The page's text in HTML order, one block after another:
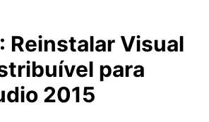
Reinstalar Visual
para
2015